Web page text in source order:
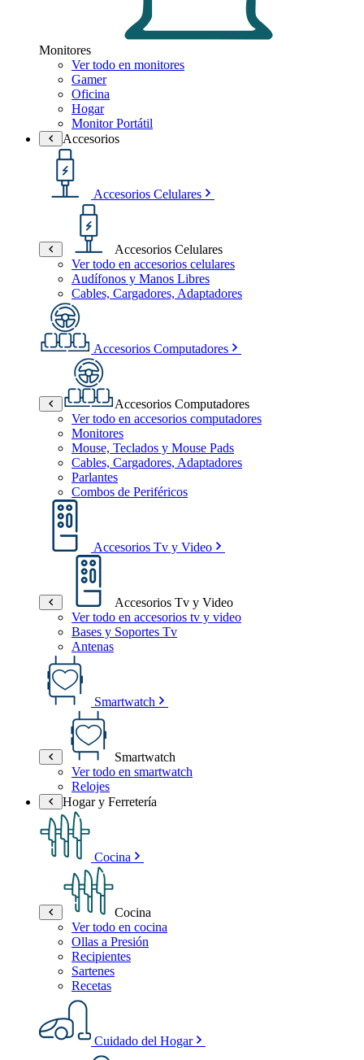
Monitores
Ver todo en monitores
Gamer
Oficina
Hogar
Monitor Portátil
Accesorios
Accesorios Celulares
Accesorios Celulares
Ver todo en accesorios celulares
Audífonos y Manos Libres
Cables, Cargadores, Adaptadores
Accesorios Computadores
Accesorios Computadores
Ver todo en accesorios computadores
Monitores
Mouse, Teclados y Mouse Pads
Cables, Cargadores, Adaptadores
Parlantes
Combos de Periféricos
Accesorios Tv y Video
Accesorios Tv y Video
Ver todo en accesorios tv y video
Bases y Soportes Tv
Antenas
Smartwatch
Smartwatch
Ver todo en smartwatch
Relojes
Hogar y Ferretería
Cocina
Cocina
Ver todo en cocina
Ollas a Presión
Recipientes
Sartenes
Recetas
Cuidado del Hogar